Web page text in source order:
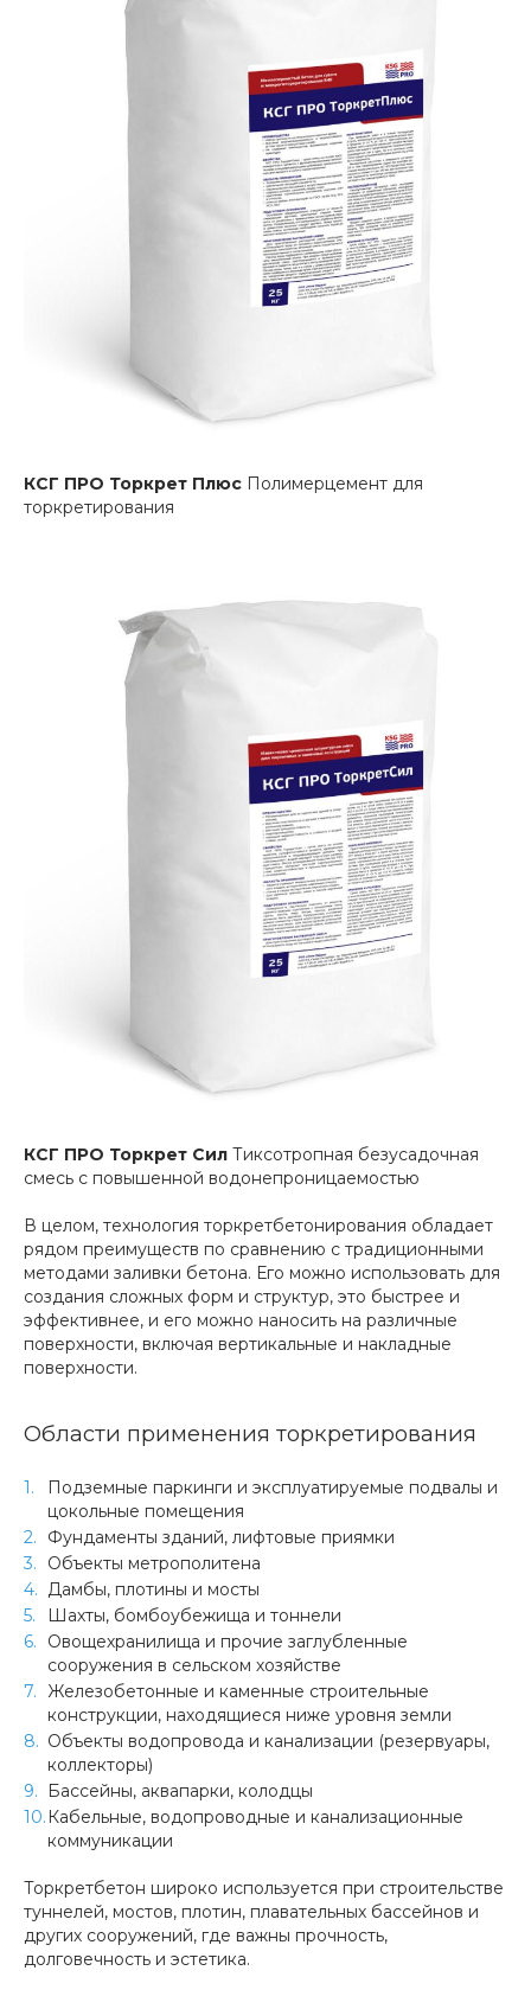
КСГ ПРО Торкрет Плюс Полимерцемент для
торкретирования
КСГ ПРО Торкрет Сил Тиксотропная безусадочная
смесь с повышенной водонепроницаемостью
В целом, технология торкретбетонирования обладает
рядом преимуществ по сравнению с традиционными
методами заливки бетона. Его можно использовать для
создания сложных форм и структур, это быстрее и
эффективнее, и его можно наносить на различные
поверхности, включая вертикальные и накладные
поверхности.
Области применения торкретирования
Подземные паркинги и эксплуатируемые подвалы и
цокольные помещения
Фундаменты зданий, лифтовые приямки
Объекты метрополитена
Дамбы, плотины и мосты
Шахты, бомбоубежища и тоннели
Овощехранилища и прочие заглубленные
сооружения в сельском хозяйстве
Железобетонные и каменные строительные
конструкции, находящиеся ниже уровня земли
Объекты водопровода и канализации (резервуары,
коллекторы)
Бассейны, аквапарки, колодцы
Кабельные, водопроводные и канализационные
коммуникации
Торкретбетон широко используется при строительстве
туннелей, мостов, плотин, плавательных бассейнов и
других сооружений, где важны прочность,
долговечность и эстетика.